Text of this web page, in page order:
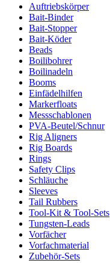
Auftriebskörper
Bait-Binder
Bait-Stopper
Bait-Köder
Beads
Boilibohrer
Boilinadeln
Booms
Einfädelhilfen
Markerfloats
Messschablonen
PVA-Beutel/Schnur
Rig Aligners
Rig Boards
Rings
Safety Clips
Schläuche
Sleeves
Tail Rubbers
Tool-Kit & Tool-Sets
Tungsten-Leads
Vorfächer
Vorfachmaterial
Zubehör-Sets